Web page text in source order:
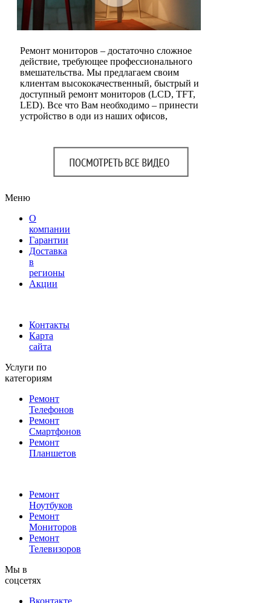
Ремонт мониторов – достаточно сложное
действие, требующее профессионального
вмешательства. Мы предлагаем своим
клиентам высококачественный, быстрый и
доступный ремонт мониторов (LCD, TFT,
LED). Все что Вам необходимо – принести
устройство в оди из наших офисов,
Меню
О
компании
Гарантии
Доставка
в
регионы
Акции
Контакты
Карта
сайта
Услуги по
категориям
Ремонт
Телефонов
Ремонт
Смартфонов
Ремонт
Планшетов
Ремонт
Ноутбуков
Ремонт
Мониторов
Ремонт
Телевизоров
Мы в
соцсетях
Вконтакте